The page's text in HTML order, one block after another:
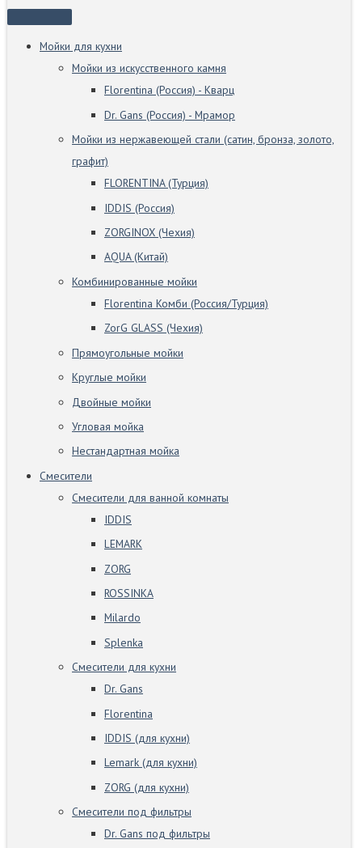
Мойки для кухни
Мойки из искусственного камня
Florentina (Россия) - Кварц
Dr. Gans (Россия) - Мрамор
Мойки из нержавеющей стали (сатин, бронза, золото,
графит)
FLORENTINA (Турция)
IDDIS (Россия)
ZORGINOX (Чехия)
AQUA (Китай)
Комбинированные мойки
Florentina Комби (Россия/Турция)
ZorG GLASS (Чехия)
Прямоугольные мойки
Круглые мойки
Двойные мойки
Угловая мойка
Нестандартная мойка
Смесители
Смесители для ванной комнаты
IDDIS
LEMARK
ZORG
ROSSINKA
Milardo
Splenka
Смесители для кухни
Dr. Gans
Florentina
IDDIS (для кухни)
Lemark (для кухни)
ZORG (для кухни)
Смесители под фильтры
Dr. Gans под фильтры